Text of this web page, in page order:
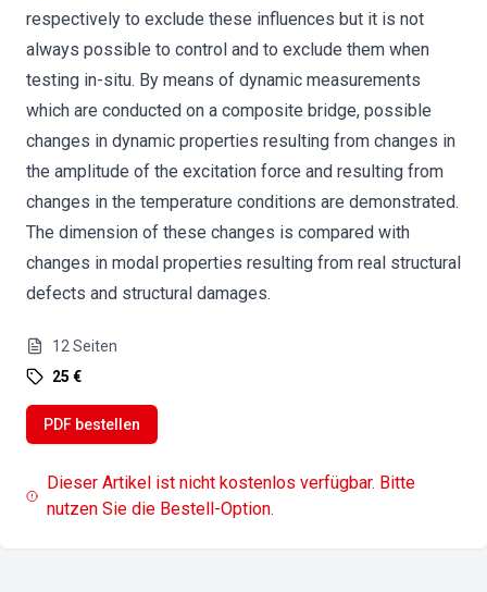
respectively to exclude these influences but it is not
always possible to control and to exclude them when
testing in-situ. By means of dynamic measurements
which are conducted on a composite bridge, possible
changes in dynamic properties resulting from changes in
the amplitude of the excitation force and resulting from
changes in the temperature conditions are demonstrated.
The dimension of these changes is compared with
changes in modal properties resulting from real structural
defects and structural damages.
12 Seiten
25 €
PDF bestellen
Dieser Artikel ist nicht kostenlos verfügbar. Bitte
nutzen Sie die Bestell-Option.